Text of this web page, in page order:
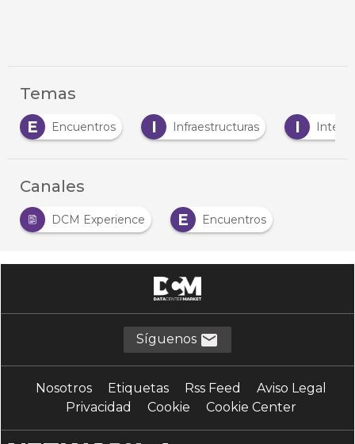
Temas
I
Infraestructuras I Inteligencia Artificial
Canales
DCM Experience E Encuentros
Síguenos
Nosotros Etiquetas Rss Feed
Aviso Legal
Privacidad
Cookie Cookie Center